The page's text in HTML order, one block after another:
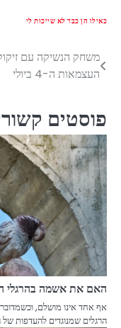
כאילו הן כבר לא שייכות לי
Post
משחק הנשיקה עם
העצמאות ה-4 ביולי
פוסטים
האם את אשמה בהרגלי
אף אחד אינו מושלם, וכשמדובר
הרגלים שמנוגדים להעדפות של